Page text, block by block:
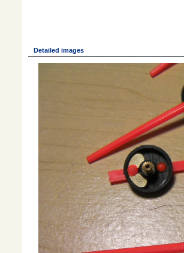
Detailed images